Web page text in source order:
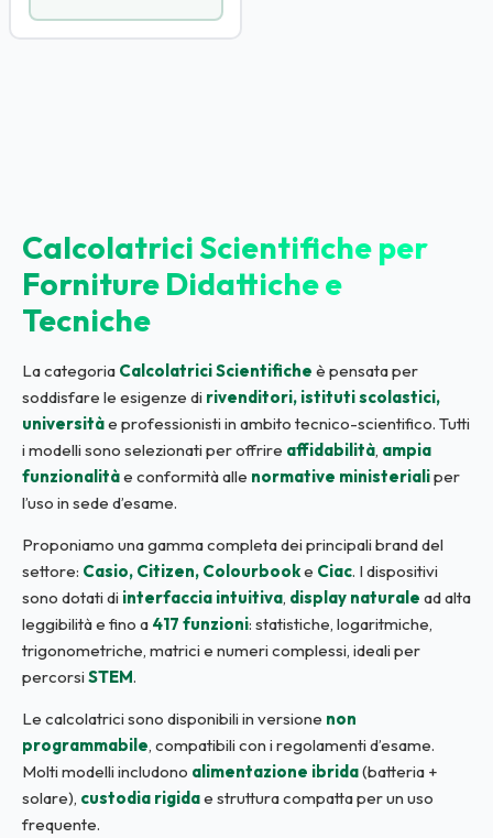
Calcolatrici Scientifiche per
Forniture Didattiche e
Tecniche
La categoria Calcolatrici Scientifiche è pensata per
soddisfare le esigenze di rivenditori, istituti scolastici,
universitàe professionisti in ambito tecnico-scientifico. Tutti
i modelli sono selezionati per offrire affidabilità, ampia
funzionalitàe conformità alle normative ministerialiper
l’uso in sede d’esame.
Proponiamo una gamma completa dei principali brand del
settore: Casio, Citizen, Colourbooke Ciac. I dispositivi
sono dotati di interfaccia intuitiva, display naturale ad alta
leggibilità e fino a 417 funzioni: statistiche, logaritmiche,
trigonometriche, matrici e numeri complessi, ideali per
percorsi STEM.
Le calcolatrici sono disponibili in versione non
programmabile, compatibili con i regolamenti d’esame.
Molti modelli includono alimentazione ibrida(batteria +
solare), custodia rigidae struttura compatta per un uso
frequente.